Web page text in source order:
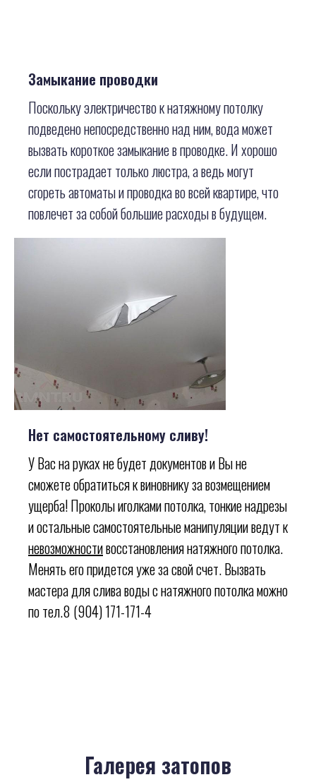
Замыкание проводки
Поскольку электричество к натяжному потолку
подведено непосредственно над ним, вода может
вызвать короткое замыкание в проводке. И хорошо
если пострадает только люстра, а ведь могут
сгореть автоматы и проводка во всей квартире, что
повлечет за собой большие расходы в будущем.
Нет самостоятельному сливу!
У Вас на руках не будет документов и Вы не
сможете обратиться к виновнику за возмещением
ущерба! Проколы иголками потолка, тонкие надрезы
и остальные самостоятельные манипуляции ведут к
невозможностивосстановления натяжного потолка.
Менять его придется уже за свой счет. Вызвать
мастера для слива воды с натяжного потолка можно
по тел.8 (904) 171-171-4
Галерея затопов